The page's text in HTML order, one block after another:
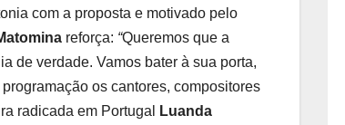
com a proposta e motivado pelo
reforça: “Queremos que a
de verdade. Vamos bater à sua porta,
os cantores, compositores
radicada em Portugal
Luanda